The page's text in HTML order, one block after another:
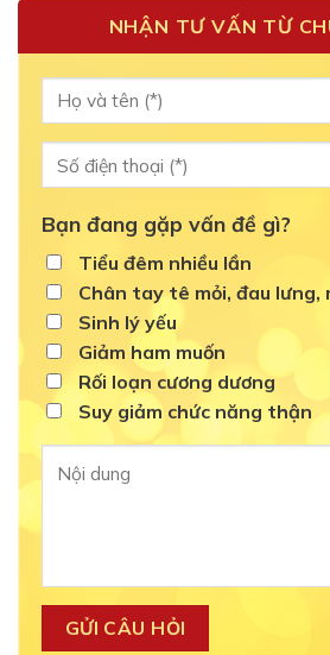
NHẬN TƯ VẤN TỪ
Bạn đang gặp vấn đề gì?
Tiểu đêm nhiều lần
Chân tay tê mỏi, đau lưng,
Sinh lý yếu
Giảm ham muốn
Rối loạn cương dương
Suy giảm chức năng thận